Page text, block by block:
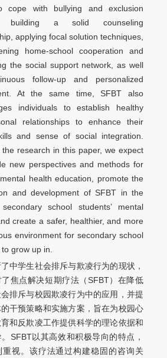
cope with bullying and exclusion
building a solid counseling
applying focal solution techniques,
home-school cooperation and
the social support network, as well
follow-up and personalized
At the same time, SFBT also
individuals to establish healthy
relationships to enhance their
and sense of social integration.
research in this paper, we expect
new perspectives and methods for
health education, promote the
and development of SFBT in the
school students’ mental
create a safer, healthier, and more
environment for secondary school
grow up in.
中学生社会排斥与欺凌行为的现状，
焦点解决短期疗法（SFBT）在降低
排斥与校园欺凌行为中的应用，并提
干预策略和实施方案，旨在为校园心
和反欺凌工作提供科学的理论依据和
SFBT以其高效和积极导向的特点，
重视。该疗法通过构建稳固的咨询关